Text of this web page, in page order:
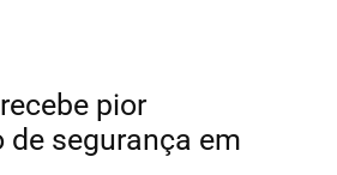
pior
segurança em